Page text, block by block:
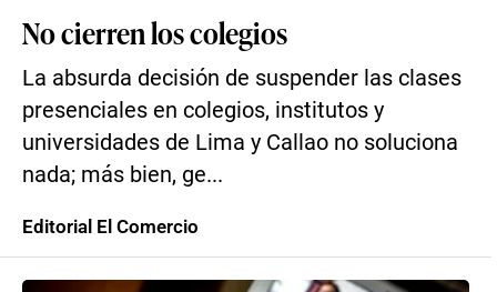
No cierren los colegios
La absurda decisión de suspender las clases
presenciales en colegios, institutos y
universidades de Lima y Callao no soluciona
nada; más bien, ge...
Editorial El Comercio